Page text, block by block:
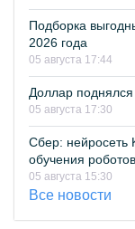
Подборка
2026 года
05 августа 17:44
Доллар
05 августа 17:30
Сбер: нейросеть
обучения роботов
05 августа 15:30
Все новости